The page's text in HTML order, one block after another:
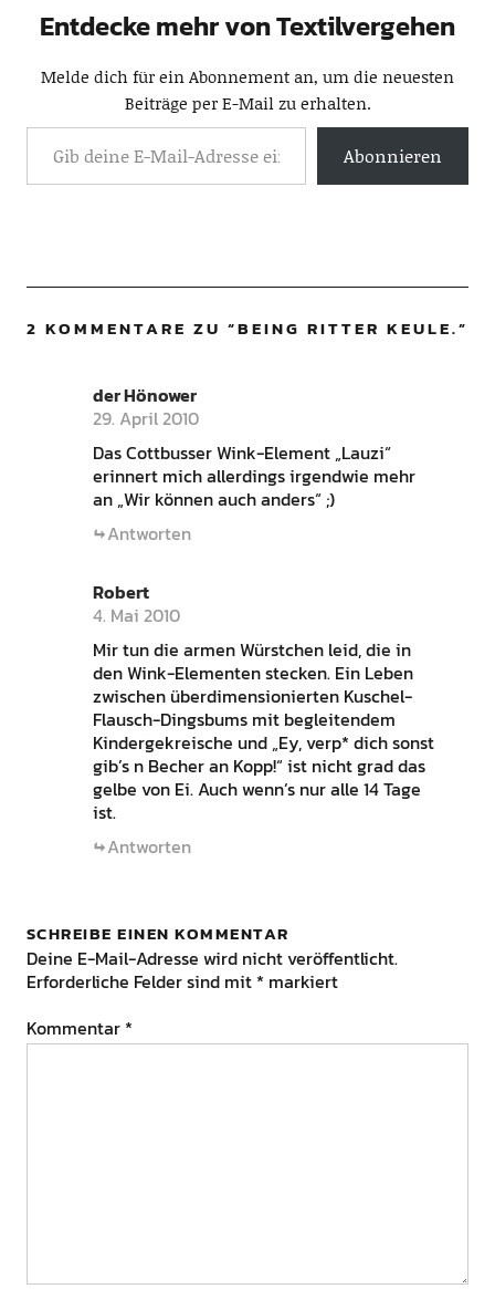
Entdecke mehr von Textilvergehen
Melde dich für ein Abonnement an, um die neuesten
Beiträge per E-Mail zu erhalten.
Abonnieren
2 KOMMENTARE ZU “BEING RITTER KEULE.”
der Hönower
29. April 2010
Das Cottbusser Wink-Element „Lauzi“
erinnert mich allerdings irgendwie mehr
an „Wir können auch anders“ ;)
Antworten
Robert
4. Mai 2010
Mir tun die armen Würstchen leid, die in
den Wink-Elementen stecken. Ein Leben
zwischen überdimensionierten Kuschel-
Flausch-Dingsbums mit begleitendem
Kindergekreische und „Ey, verp* dich sonst
gib’s n Becher an Kopp!“ ist nicht grad das
gelbe von Ei. Auch wenn’s nur alle 14 Tage
ist.
Antworten
SCHREIBE EINEN KOMMENTAR
Deine E-Mail-Adresse wird nicht veröffentlicht.
Erforderliche Felder sind mit * markiert
Kommentar *